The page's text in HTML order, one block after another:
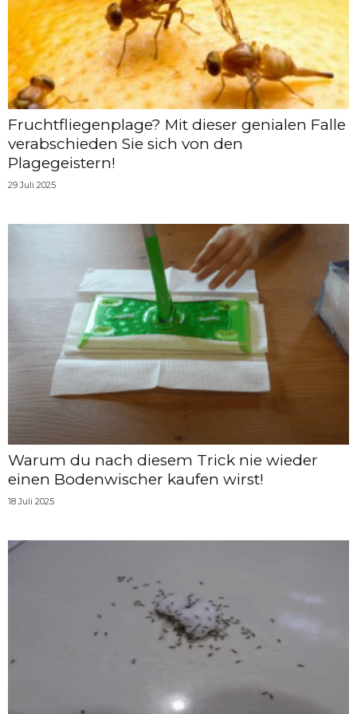
Fruchtfliegenplage? Mit dieser genialen Falle
verabschieden Sie sich von den
Plagegeistern!
29 Juli 2025
Warum du nach diesem Trick nie wieder
einen Bodenwischer kaufen wirst!
18 Juli 2025